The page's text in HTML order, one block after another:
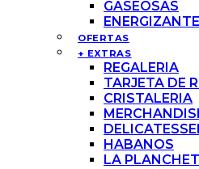
GASEOSAS
OFERTAS
+ EXTRAS
REGALERIA
TARJETA DE
CRISTALERIA
HABANOS
LA